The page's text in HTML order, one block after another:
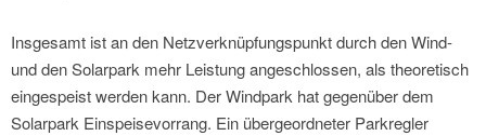
Insgesamt ist an den Netzverknüpfungspunkt durch den Wind-
und den Solarpark mehr Leistung angeschlossen, als theoretisch
eingespeist werden kann. Der Windpark hat gegenüber dem
Solarpark Einspeisevorrang. Ein übergeordneter Parkregler